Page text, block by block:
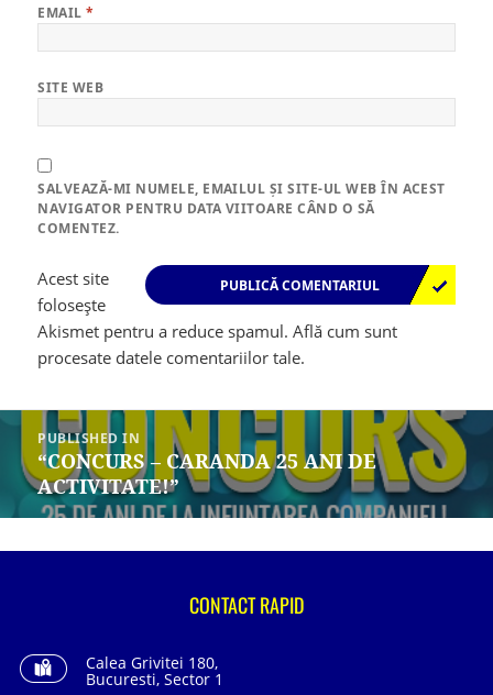
EMAIL*
SITE WEB
SALVEAZĂ-MI NUMELE, EMAILUL ȘI SITE-UL WEB ÎN ACEST
NAVIGATOR PENTRU DATA VIITOARE CÂND O SĂ
COMENTEZ.
Acest site
folosește
Akismet pentru a reduce spamul.Află cum sunt
procesate datele comentariilor tale.
Navigare
articole
PUBLISHED IN
“CONCURS – CARANDA 25 ANI DE
ACTIVITATE!”
CONTACT RAPID
Calea Grivitei 180,
Bucuresti, Sector 1